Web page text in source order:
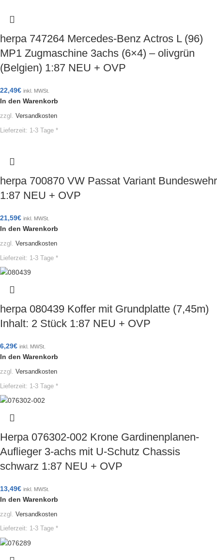
herpa 747264 Mercedes-Benz Actros L (96)
MP1 Zugmaschine 3achs (6×4) – olivgrün
(Belgien) 1:87 NEU + OVP
22,49€ inkl. MWSt.
In den Warenkorb
zzgl. Versandkosten
Lieferzeit: 1-3 Tage *
herpa 700870 VW Passat Variant Bundeswehr
1:87 NEU + OVP
21,59€ inkl. MWSt.
In den Warenkorb
zzgl. Versandkosten
Lieferzeit: 1-3 Tage *
herpa 080439 Koffer mit Grundplatte (7,45m)
Inhalt: 2 Stück 1:87 NEU + OVP
6,29€ inkl. MWSt.
In den Warenkorb
zzgl. Versandkosten
Lieferzeit: 1-3 Tage *
Herpa 076302-002 Krone Gardinenplanen-
Auflieger 3-achs mit U-Schutz Chassis
schwarz 1:87 NEU + OVP
13,49€ inkl. MWSt.
In den Warenkorb
zzgl. Versandkosten
Lieferzeit: 1-3 Tage *